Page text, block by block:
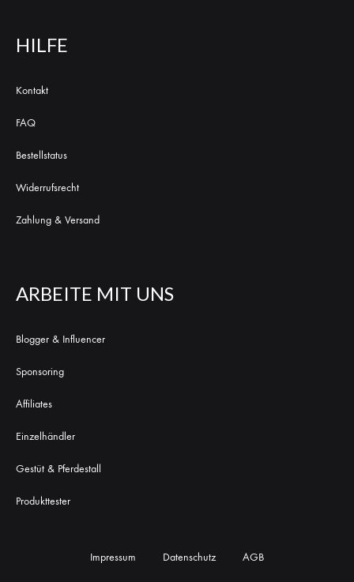
HILFE
Kontakt
FAQ
Bestellstatus
Widerrufsrecht
Zahlung & Versand
ARBEITE MIT UNS
Blogger & Influencer
Sponsoring
Affiliates
Einzelhändler
Gestüt & Pferdestall
Produkttester
Impressum Datenschutz AGB